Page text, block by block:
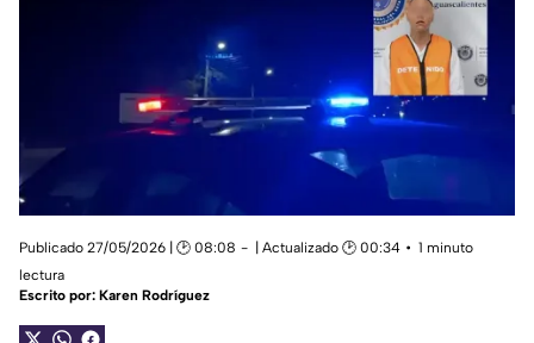
Publicado 27/05/2026 | 🕑 08:08 | Actualizado 🕑 00:34
1 minuto
lectura
Escrito por: Karen Rodríguez